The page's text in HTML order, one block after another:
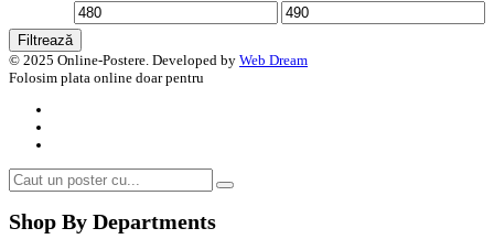
Preț
minim
Preț
Filtrează
© 2025 Online-Postere. Developed by Web Dream
Folosim plata online doar pentru
Shop By Departments